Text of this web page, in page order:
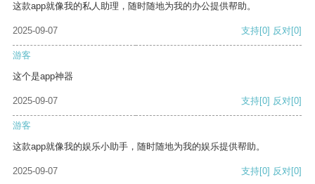
这款app就像我的私人助理，随时随地为我的办公提供帮助。
2025-09-07 支持[0] 反对[0]
游客
这个是app神器
2025-09-07 支持[0] 反对[0]
游客
这款app就像我的娱乐小助手，随时随地为我的娱乐提供帮助。
2025-09-07 支持[0] 反对[0]